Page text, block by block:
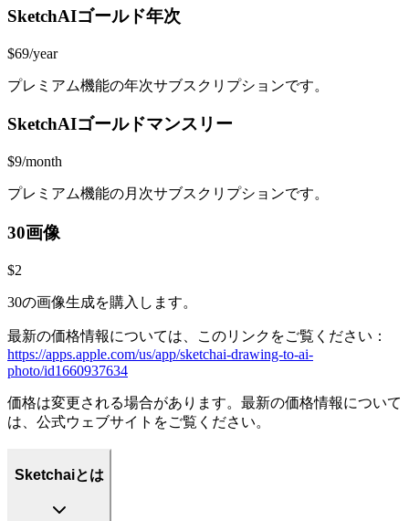
SketchAIゴールド年次
$69/year
プレミアム機能の年次サブスクリプションです。
SketchAIゴールドマンスリー
$9/month
プレミアム機能の月次サブスクリプションです。
30画像
$2
30の画像生成を購入します。
最新の価格情報については、このリンクをご覧ください：
https://apps.apple.com/us/app/sketchai-drawing-to-ai-
photo/id1660937634
価格は変更される場合があります。最新の価格情報について
は、公式ウェブサイトをご覧ください。
Sketchaiとは